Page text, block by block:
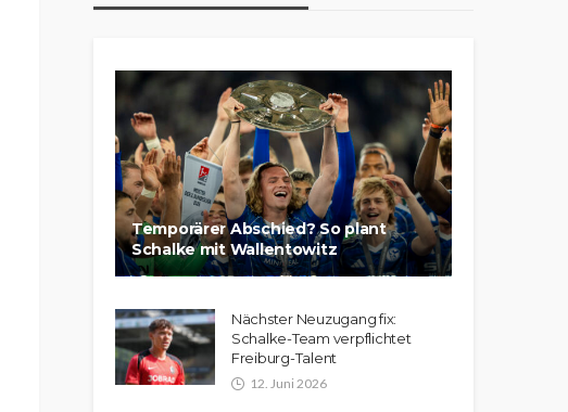
Temporärer Abschied? So plant
Schalke mit Wallentowitz
Nächster Neuzugang fix:
Schalke-Team verpflichtet
Freiburg-Talent
12. Juni 2026